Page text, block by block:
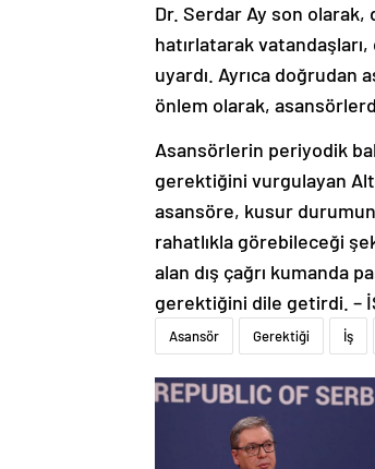
Dr. Serdar Ay son olarak,
hatırlatarak
uyardı. Ayrıca doğrudan
önlem olarak,
Asansörlerin periyodik
gerektiğini vurgulayan
asansöre, kusur
rahatlıkla görebileceği
alan dış çağrı kumanda
gerektiğini dile getirdi. –
Asansör Gerektiği İş